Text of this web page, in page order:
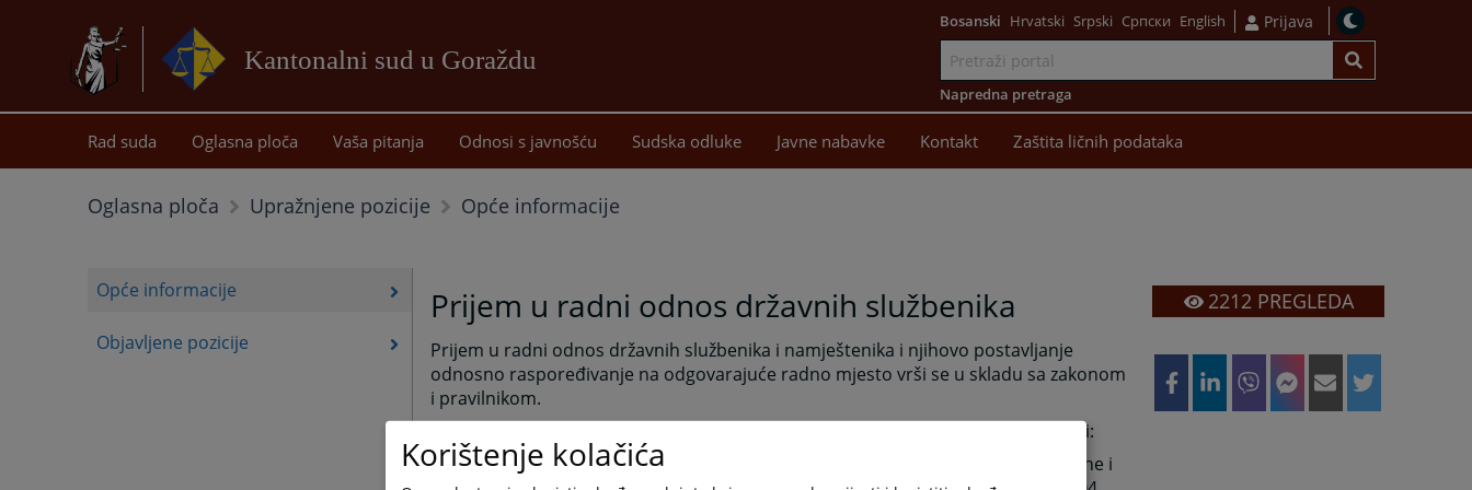
Kantonalni sud u Goraždu
sadržaj
Bosanski Hrvatski Srpski Српски English Prijava
Napredna pretraga
Rad suda Oglasna ploča Vaša pitanja Odnosi s javnošću Sudska odluke Javne nabavke Kontakt Zaštita ličnih podataka
Oglasna ploča Upražnjene pozicije Opće informacije
Opće informacije
Objavljene pozicije
Prijem u radni odnos državnih službenika
Prijem u radni odnos državnih službenika i namještenika i njihovo postavljanje
odnosno raspoređivanje na odgovarajuće radno mjesto vrši se u skladu sa zakonom
i pravilnikom.
U odnosu na prava i dužnosti državnih službenika primjenjuju se sljedeći propisi:
1. na državne službenike primjenjuje se Zakon o državnoj službi u Federaciji Bosne i
2212PREGLEDA
Korištenje kolačića